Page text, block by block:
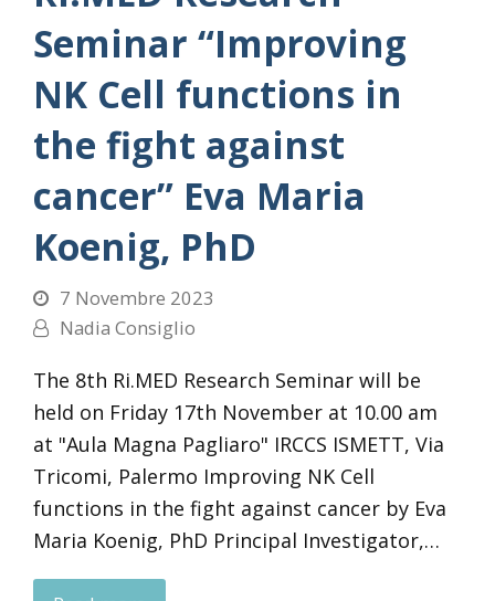
Seminar “Improving
NK Cell functions in
the fight against
cancer” Eva Maria
Koenig, PhD
7 Novembre 2023
Nadia Consiglio
The 8th Ri.MED Research Seminar will be
held on Friday 17th November at 10.00 am
at "Aula Magna Pagliaro" IRCCS ISMETT, Via
Tricomi, Palermo Improving NK Cell
functions in the fight against cancer by Eva
Maria Koenig, PhD Principal Investigator,…